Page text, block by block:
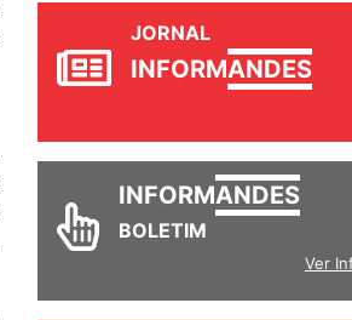
JORNAL
INFORMANDES
INFORMANDES
BOLETIM
Ver